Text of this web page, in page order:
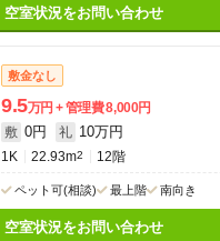
空室状況をお問い合わせ
敷金なし
9.5万円 管理費8,000円
敷 0円 礼 10万円
1K 22.93m2 12階
ペット可(相談) 最上階 南向き
空室状況をお問い合わせ